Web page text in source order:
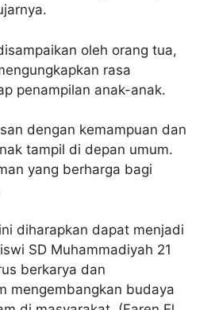
oleh orang tua,
rasa
penampilan anak-anak.
dengan kemampuan dan
tampil di depan umum.
yang berharga bagi
diharapkan dapat menjadi
SD Muhammadiyah 21
berkarya dan
mengembangkan budaya